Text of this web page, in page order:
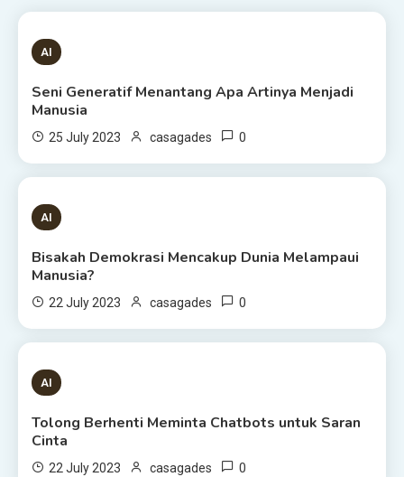
1 MIN READ
AI
Seni Generatif Menantang Apa Artinya Menjadi
Manusia
25 July 2023 casagades 0
1 MIN READ
AI
Bisakah Demokrasi Mencakup Dunia Melampaui
Manusia?
22 July 2023 casagades 0
3 MINS READ
AI
Tolong Berhenti Meminta Chatbots untuk Saran
Cinta
22 July 2023 casagades 0